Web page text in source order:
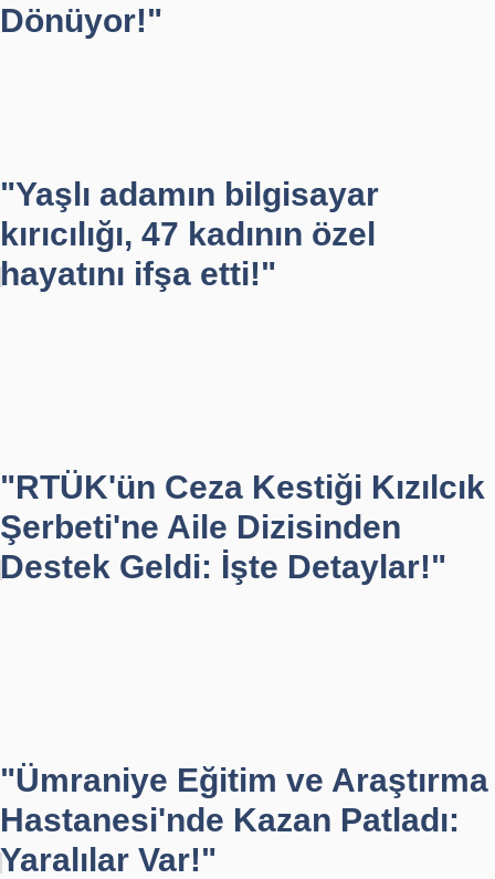
Dönüyor!"
"Yaşlı adamın bilgisayar
kırıcılığı, 47 kadının özel
hayatını ifşa etti!"
"RTÜK'ün Ceza Kestiği Kızılcık
Şerbeti'ne Aile Dizisinden
Destek Geldi: İşte Detaylar!"
"Ümraniye Eğitim ve Araştırma
Hastanesi'nde Kazan Patladı:
Yaralılar Var!"